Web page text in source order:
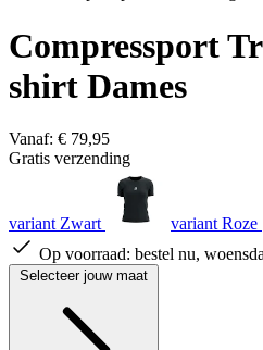
Compressport
shirt Dames
Vanaf: € 79,95
Gratis verzending
variant Zwart
variant Roze
Op voorraad: bestel nu,
Selecteer jouw maat